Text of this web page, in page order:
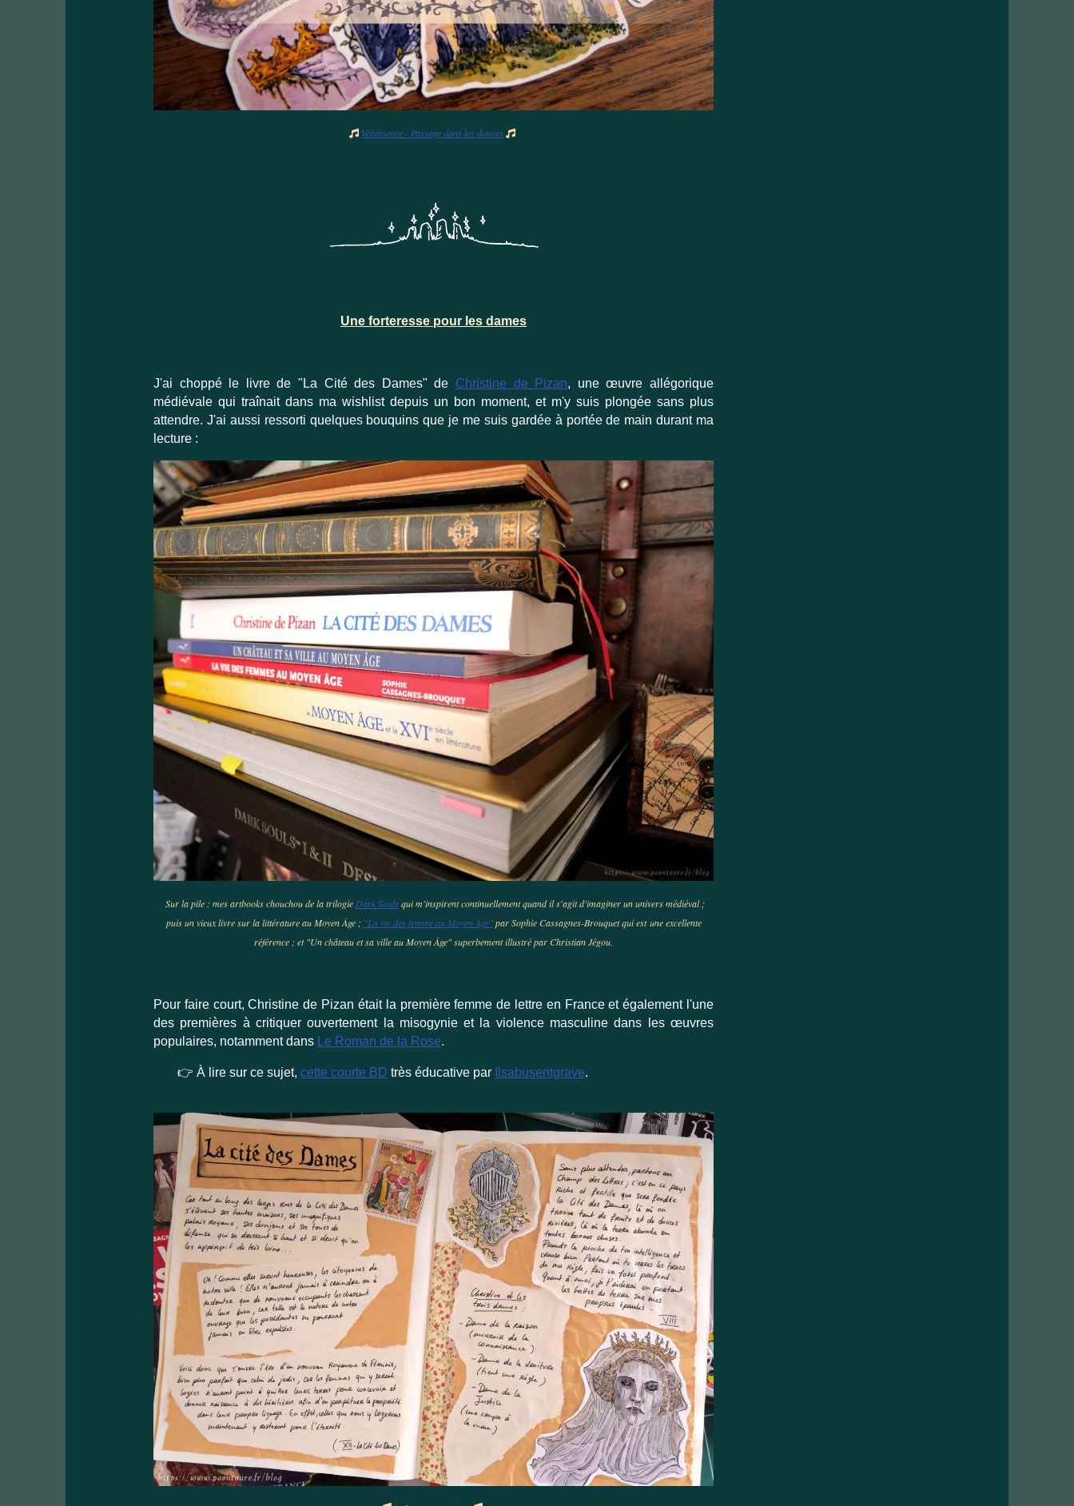
 Véhémence - Passage dans les douves 
Une forteresse pour les dames
J'ai choppé le livre de "La Cité des Dames" de Christine de Pizan, une œuvre allégorique
médiévale qui traînait dans ma wishlist depuis un bon moment, et m'y suis plongée sans plus
attendre. J'ai aussi ressorti quelques bouquins que je me suis gardée à portée de main durant ma
lecture :
Sur la pile : mes artbooks chouchou de la trilogie Dark Soulsqui m'inspirent continuellement quand il s'agit d'imaginer un univers médiéval ;
puis un vieux livre sur la littérature au Moyen Âge ; "La vie des femme au Moyen Âge"par Sophie Cassagnes-Brouquet qui est une excellente
référence ; et "Un château et sa ville au Moyen Âge" superbement illustré par Christian Jégou.
Pour faire court, Christine de Pizan était la première femme de lettre en France et également l'une
des premières à critiquer ouvertement la misogynie et la violence masculine dans les œuvres
populaires, notamment dans Le Roman de la Rose.
👉 À lire sur ce sujet, cette courte BD très éducative par Ilsabusentgrave.